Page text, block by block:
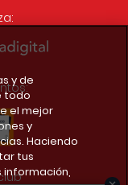
y de
todo
el mejor
y
Haciendo
tus